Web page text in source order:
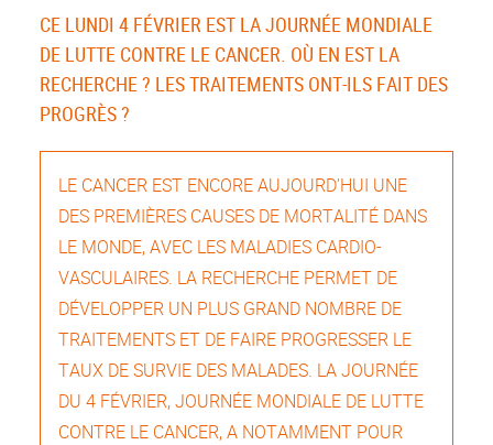
CE LUNDI 4 FÉVRIER EST LA JOURNÉE MONDIALE
DE LUTTE CONTRE LE CANCER. OÙ EN EST LA
RECHERCHE ? LES TRAITEMENTS ONT-ILS FAIT DES
PROGRÈS ?
LE CANCER EST ENCORE AUJOURD'HUI UNE
DES PREMIÈRES CAUSES DE MORTALITÉ DANS
LE MONDE, AVEC LES MALADIES CARDIO-
VASCULAIRES. LA RECHERCHE PERMET DE
DÉVELOPPER UN PLUS GRAND NOMBRE DE
TRAITEMENTS ET DE FAIRE PROGRESSER LE
TAUX DE SURVIE DES MALADES. LA JOURNÉE
DU 4 FÉVRIER, JOURNÉE MONDIALE DE LUTTE
CONTRE LE CANCER, A NOTAMMENT POUR